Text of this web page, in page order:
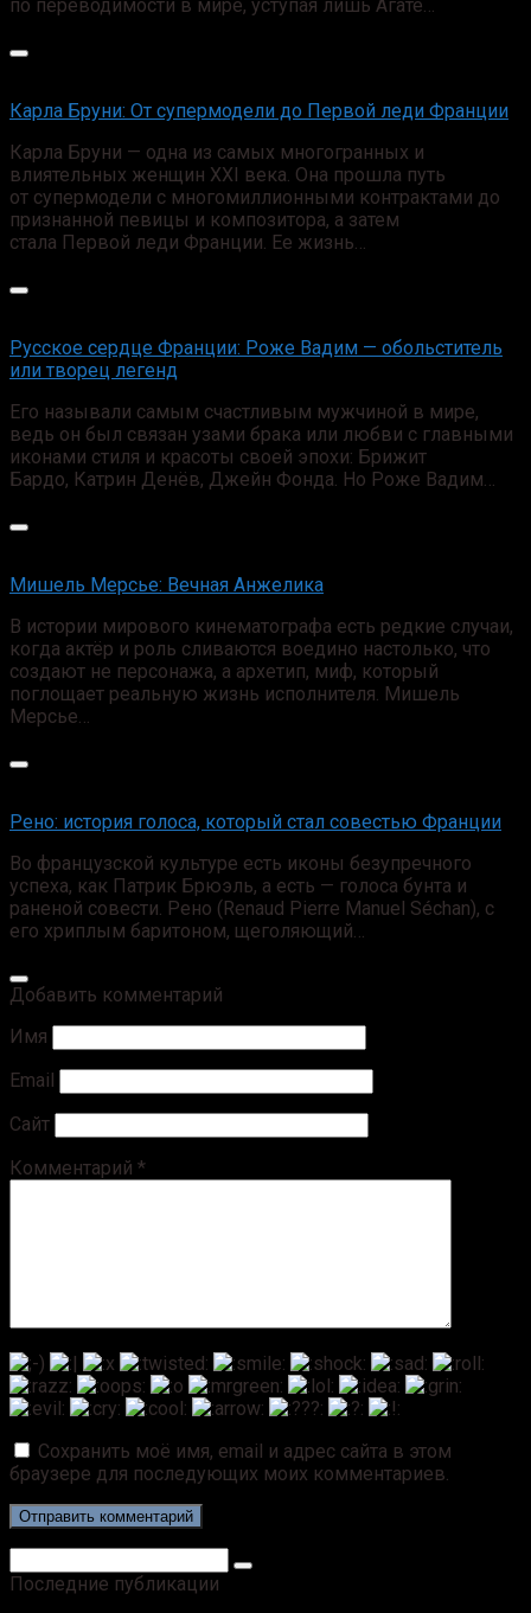
по переводимости в мире, уступая лишь Агате…
Карла Бруни: От супермодели до Первой леди Франции
Карла Бруни — одна из самых многогранных и
влиятельных женщин XXI века. Она прошла путь
от супермодели с многомиллионными контрактами до
признанной певицы и композитора, а затем
стала Первой леди Франции. Ее жизнь…
Русское сердце Франции: Роже Вадим — обольститель
или творец легенд
Его называли самым счастливым мужчиной в мире,
ведь он был связан узами брака или любви с главными
иконами стиля и красоты своей эпохи: Брижит
Бардо, Катрин Денёв, Джейн Фонда. Но Роже Вадим…
Мишель Мерсье: Вечная Анжелика
В истории мирового кинематографа есть редкие случаи,
когда актёр и роль сливаются воедино настолько, что
создают не персонажа, а архетип, миф, который
поглощает реальную жизнь исполнителя. Мишель
Мерсье…
Рено: история голоса, который стал совестью Франции
Во французской культуре есть иконы безупречного
успеха, как Патрик Брюэль, а есть — голоса бунта и
раненой совести. Рено (Renaud Pierre Manuel Séchan), с
его хриплым баритоном, щеголяющий…
Добавить комментарий
Имя
Email
Сайт
Комментарий *
Сохранить моё имя, email и адрес сайта в этом
браузере для последующих моих комментариев.
Последние публикации